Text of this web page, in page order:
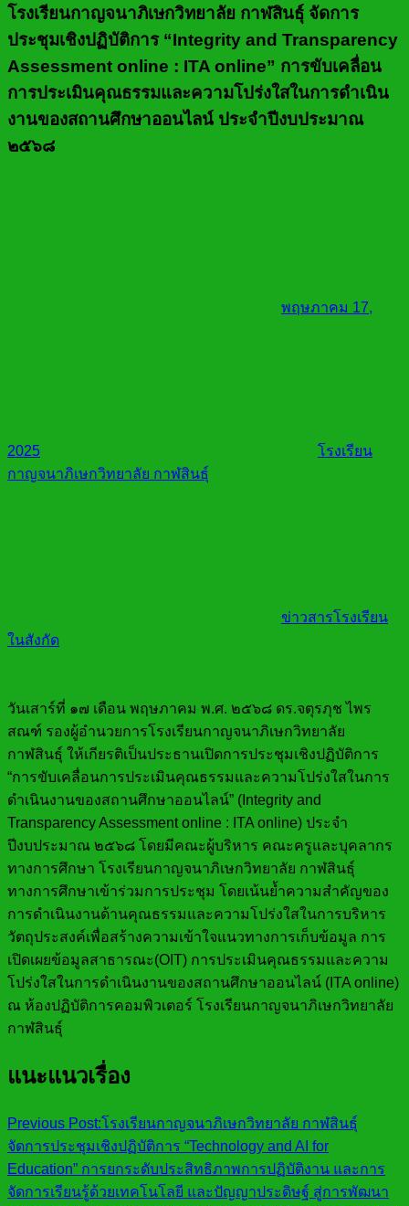
โรงเรียนกาญจนาภิเษกวิทยาลัย กาฬสินธุ์ จัดการ
ประชุมเชิงปฏิบัติการ “Integrity and Transparency
Assessment online : ITA online” การขับเคลื่อน
การประเมินคุณธรรมและความโปร่งใสในการดำเนิน
งานของสถานศึกษาออนไลน์ ประจำปีงบประมาณ
๒๕๖๘
พฤษภาคม 17,
2025
โรงเรียน
กาญจนาภิเษกวิทยาลัย กาฬสินธุ์
ข่าวสารโรงเรียน
ในสังกัด
วันเสาร์ที่ ๑๗ เดือน พฤษภาคม พ.ศ. ๒๕๖๘ ดร.จตุรภุช ไพร
สณฑ์ รองผู้อำนวยการโรงเรียนกาญจนาภิเษกวิทยาลัย
กาฬสินธุ์ ให้เกียรติเป็นประธานเปิดการประชุมเชิงปฏิบัติการ
“การขับเคลื่อนการประเมินคุณธรรมและความโปร่งใสในการ
ดำเนินงานของสถานศึกษาออนไลน์” (Integrity and
Transparency Assessment online : ITA online) ประจำ
ปีงบประมาณ ๒๕๖๘ โดยมีคณะผู้บริหาร คณะครูและบุคลากร
ทางการศึกษา โรงเรียนกาญจนาภิเษกวิทยาลัย กาฬสินธุ์
ทางการศึกษาเข้าร่วมการประชุม โดยเน้นย้ำความสำคัญของ
การดำเนินงานด้านคุณธรรมและความโปร่งใสในการบริหาร
วัตถุประสงค์เพื่อสร้างความเข้าใจแนวทางการเก็บข้อมูล การ
เปิดเผยข้อมูลสาธารณะ(OIT) การประเมินคุณธรรมและความ
โปร่งใสในการดำเนินงานของสถานศึกษาออนไลน์ (ITA online)
ณ ห้องปฏิบัติการคอมพิวเตอร์ โรงเรียนกาญจนาภิเษกวิทยาลัย
กาฬสินธุ์
แนะแนวเรื่อง
Previous Post:โรงเรียนกาญจนาภิเษกวิทยาลัย กาฬสินธุ์
จัดการประชุมเชิงปฏิบัติการ “Technology and AI for
Education” การยกระดับประสิทธิภาพการปฏิบัติงาน และการ
จัดการเรียนรู้ด้วยเทคโนโลยี และปัญญาประดิษฐ์ สู่การพัฒนา